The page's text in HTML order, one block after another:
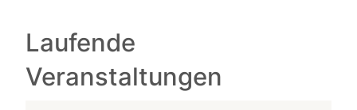
Laufende
Veranstaltungen